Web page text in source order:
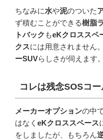
ちなみに水や泥のついた
ず積むことができる樹脂
トバック もeKクロススペ
クスには用意されません
ーSUVらしさが伺えます。
コレは残念SOSコ
メーカーオプションの中
はなく eKクロススペース
をしましたが、もちろん